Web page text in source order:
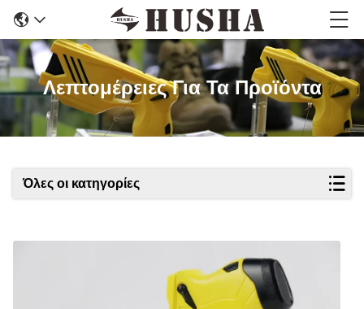
Λεπτομέρειες Για Τα Προϊόντα
Όλες οι κατηγορίες